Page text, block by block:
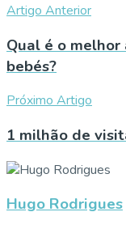
Artigo Anterior
Qual é o
bebés?
Próximo Artigo
1 milhão de
Hugo Rodrigues